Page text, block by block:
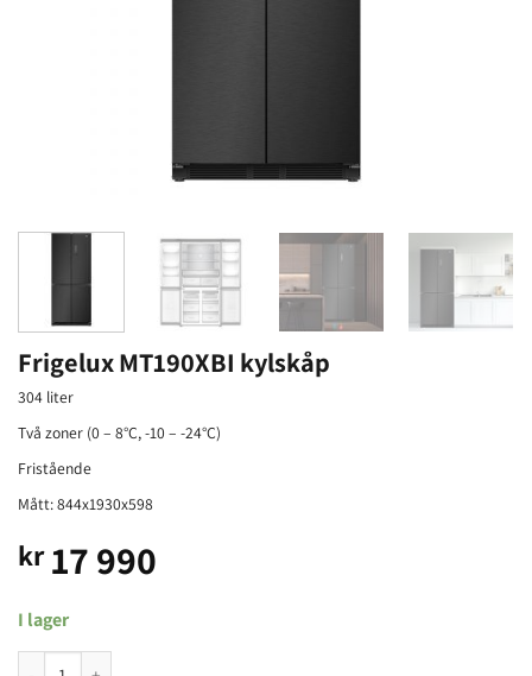
Frigelux MT190XBI kylskåp
304 liter
Två zoner (0 – 8°C, -10 – -24°C)
Fristående
Mått: 844x1930x598
kr17 990
I lager
Frigelux MT190XBI kylskåp mängd